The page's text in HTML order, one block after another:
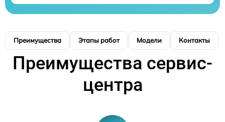
Преимущества Этапы работ Модели Контакты
Преимущества сервис-
центра